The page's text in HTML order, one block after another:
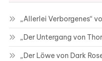
„Allerlei Verborgenes“
„Der Untergang von
„Der Löwe von Dark